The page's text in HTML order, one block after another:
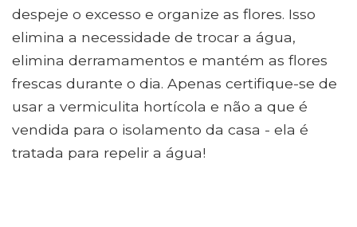
despeje o excesso e organize as flores. Isso
elimina a necessidade de trocar a água,
elimina derramamentos e mantém as flores
frescas durante o dia. Apenas certifique-se de
usar a vermiculita hortícola e não a que é
vendida para o isolamento da casa - ela é
tratada para repelir a água!